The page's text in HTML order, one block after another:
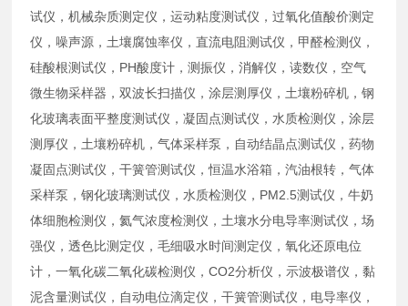
试仪，机械杂质测定仪，运动粘度测试仪，过氧化值酸价测定
仪，噪声源，土壤腐蚀率仪，直流电阻测试仪，甲醛检测仪，
硅酸根测试仪，PH酸度计，测振仪，消解仪，读数仪，空气
微生物采样器，双波长扫描仪，涂层测厚仪，土壤粉碎机，钢
化玻璃表面平整度测试仪，凝固点测试仪，水质检测仪，涂层
测厚仪，土壤粉碎机，气体采样泵，自动结晶点测试仪，药物
凝固点测试仪，干簧管测试仪，恒温水浴箱，汽油根转，气体
采样泵，钢化玻璃测试仪，水质检测仪，PM2.5测试仪，牛奶
体细胞检测仪，氦气浓度检测仪，土壤水分电导率测试仪，场
强仪，透色比测定仪，毛细吸水时间测定仪，氧化还原电位
计，一氧化碳二氧化碳检测仪，CO2分析仪，示波极谱仪，黏
泥含量测试仪，自动电位滴定仪，干簧管测试仪，电导率仪，